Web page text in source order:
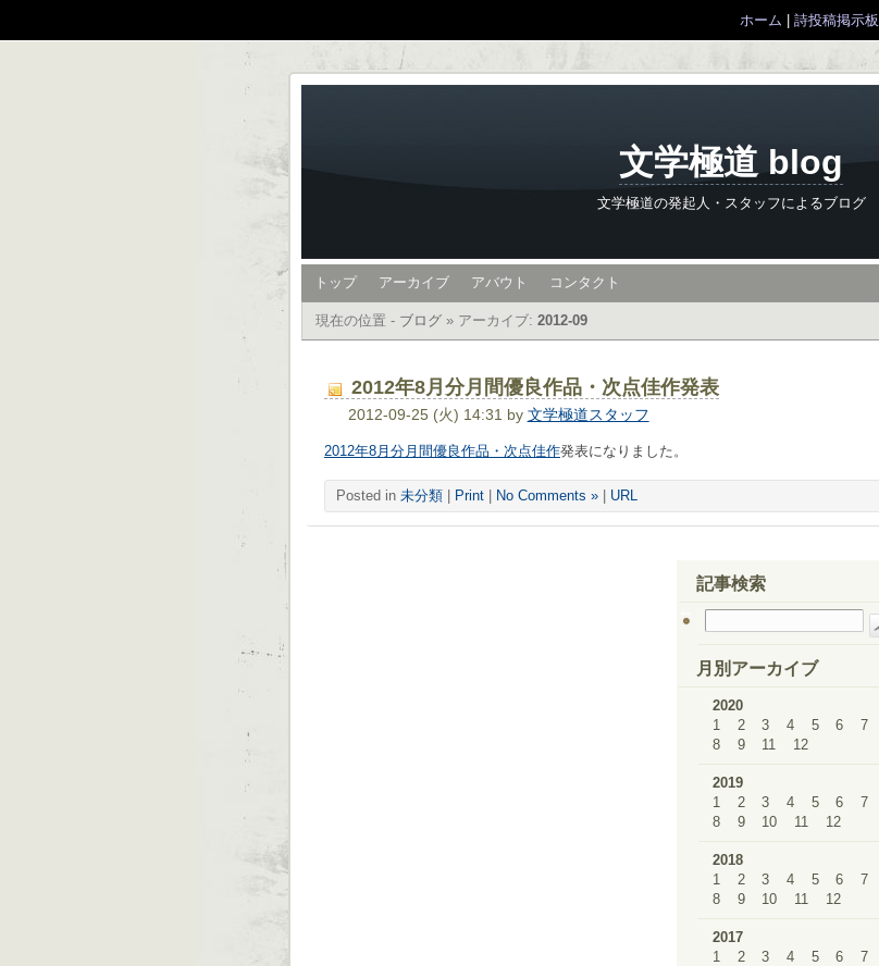
ホーム 詩投稿掲示板
文学極道 blog
文学極道の発起人・スタッフによるブログ
トップ アーカイブ アバウト コンタクト
現在の位置 - ブログ » アーカイブ: 2012-09
2012年8月分月間優良作品・次点佳作発表
2012-09-25 (火) 14:31 by 文学極道スタッフ
2012年8月分月間優良作品・次点佳作発表になりました。
Posted in 未分類 Print No Comments » URL
記事検索
月別アーカイブ
2020
1
2 3 4 5 6
7
8
9 11 12
2019
1
2 3 4 5 6
7
8
9 10 11 12
2018
1
2 3 4 5 6
7
8
9 10 11 12
2017
1
2 3 4 5 6
7